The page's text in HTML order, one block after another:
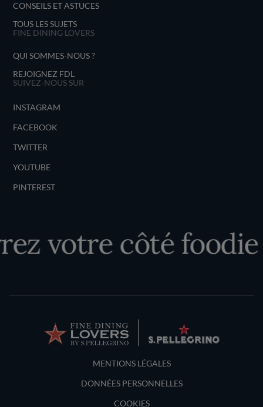
CONSEILS ET ASTUCES
TOUS LES SUJETS
FINE DINING LOVERS
QUI SOMMES-NOUS ?
REJOIGNEZ FDL
SUIVEZ-NOUS SUR
INSTAGRAM
FACEBOOK
TWITTER
YOUTUBE
PINTEREST
votre côté foodie
Terms and Conditions
MENTIONS LÉGALES
DONNÉES PERSONNELLES
COOKIES